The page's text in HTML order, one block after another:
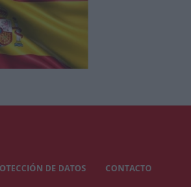
DE DATOS CONTACTO